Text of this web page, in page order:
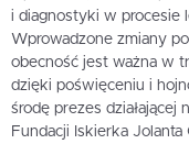
i diagnostyki w procesie
Wprowadzone zmiany
obecność jest ważna w
dzięki poświęceniu i
środę prezes działającej
Fundacji Iskierka Jolanta